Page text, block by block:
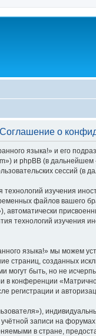
о
языка!» и его
и phpBB (в
сессий (в
изучения
файлов вашего
технологий изучения
языка!» мы можем
страниц, созданных
быть, но не
конференции
регистрации и
записи на
в стране,